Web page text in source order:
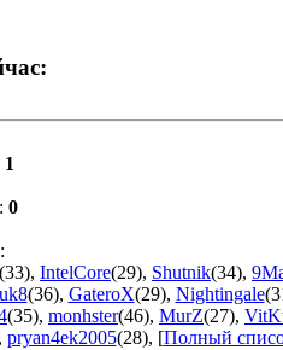
1
0
(33), IntelCore(29), Shutnik(34),
(36), GateroX(29), Nightingale
(35), monhster(46), MurZ(27),
pryan4ek2005(28), [Полный